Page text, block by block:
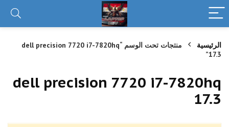
الرئيسية
منتجات تحت الوسم “dell precision 7720 i7-7820hq
17.3”
dell precision 7720 i7-7820hq
17.3